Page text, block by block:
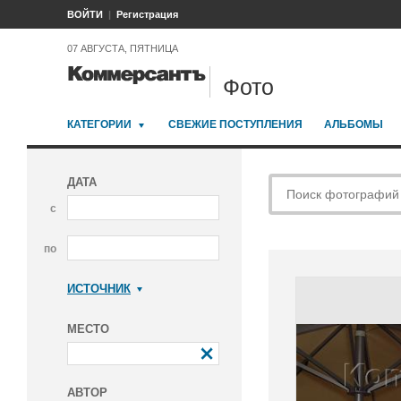
ВОЙТИ Регистрация
07 АВГУСТА, ПЯТНИЦА
Фото
КАТЕГОРИИ СВЕЖИЕ ПОСТУПЛЕНИЯ АЛЬБОМЫ
ДАТА
с
по
ИСТОЧНИК
МЕСТО
АВТОР